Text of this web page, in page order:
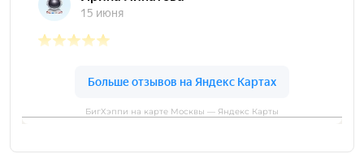
БигХэппи на карте Москвы — Яндекс Карты